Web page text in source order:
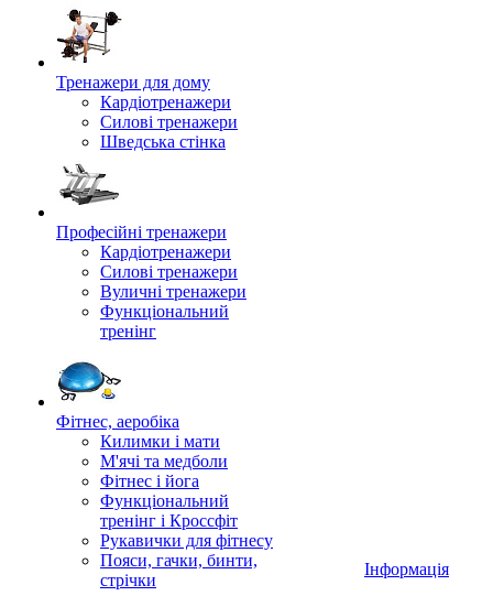
Тренажери для дому
Кардіотренажери
Силові тренажери
Шведська стінка
Професійні тренажери
Кардіотренажери
Силові тренажери
Вуличні тренажери
Функціональний
тренінг
Фітнес, аеробіка
Килимки і мати
М'ячі та медболи
Фітнес і йога
Функціональний
тренінг і Кроссфіт
Рукавички для фітнесу
Пояси, гачки, бинти,
стрічки
Інформація